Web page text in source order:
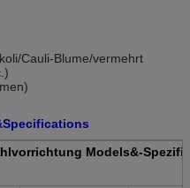
Cauli-Blume/vermehrt
Models&-